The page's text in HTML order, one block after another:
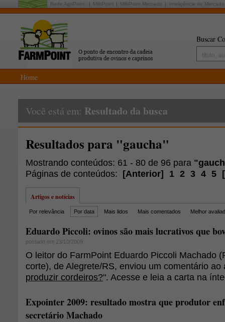
Rede AgriPoint: MilkPoint MilkPoint Mercado Inteligência de Mercado
Buscar
Home
Você está em: Resultado da busca
Resultados para "gaucha"
Mostrando conteúdos: 61 - 80 de 96 para
Páginas de conteúdos: [Anterior] 1 2 3 4 5 [
Artigos e notícias
Por relevância Por data Mais lidos Mais comentados Melhor
Eduardo Piccoli: ovinos são mais lucrativos que
postado em 23/10/2009
O leitor do FarmPoint Eduardo Piccoli Machado
corte), de Alegrete/RS, enviou um comentário ao
produzir cordeiros?". Acesse e leia a carta na
Expointer 2009: resultado mostra que produtor
secretário Machado